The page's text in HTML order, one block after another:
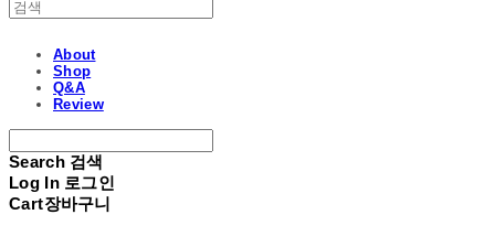
About
Shop
Q&A
Review
Search 검색
Log In 로그인
Cart장바구니